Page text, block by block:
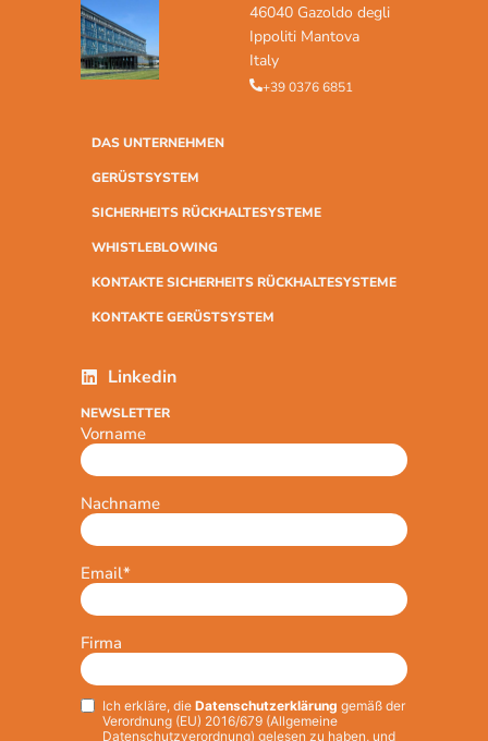
46040 Gazoldo degli
Ippoliti Mantova
Italy
+39 0376 6851
DAS UNTERNEHMEN
GERÜSTSYSTEM
SICHERHEITS RÜCKHALTESYSTEME
WHISTLEBLOWING
KONTAKTE SICHERHEITS RÜCKHALTESYSTEME
KONTAKTE GERÜSTSYSTEM
Linkedin
NEWSLETTER
Vorname
Nachname
Email*
Firma
Privacy*
Ich erkläre, die Datenschutzerklärung gemäß der
Verordnung (EU) 2016/679 (Allgemeine
Datenschutzverordnung) gelesen zu haben, und